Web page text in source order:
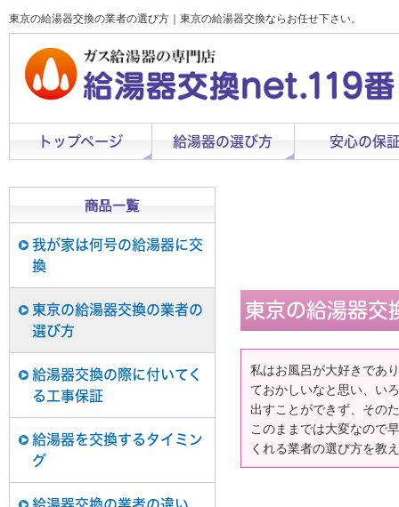
東京の給湯器交換の業者の選び方｜東京の給湯器交換ならお任せ下さい。
トップページ 給湯器の選び方 安心の保
我が家は何号の給湯器に交
換
東京の給湯器交換の業者の
選び方
給湯器交換の際に付いてく
る工事保証
給湯器を交換するタイミン
グ
東京の給湯器交
私はお風呂が大好きであ
ておかしいなと思い、い
出すことができず、その
このままでは大変なので
くれる業者の選び方を教